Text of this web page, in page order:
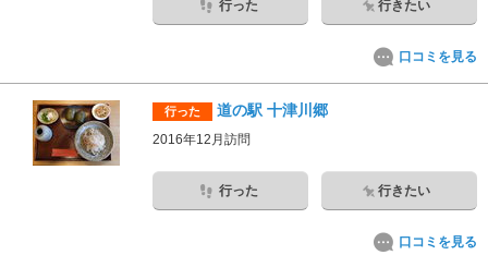
行った 行きたい
口コミを見る
行った 道の駅 十津川郷
2016年12月訪問
行った 行きたい
口コミを見る